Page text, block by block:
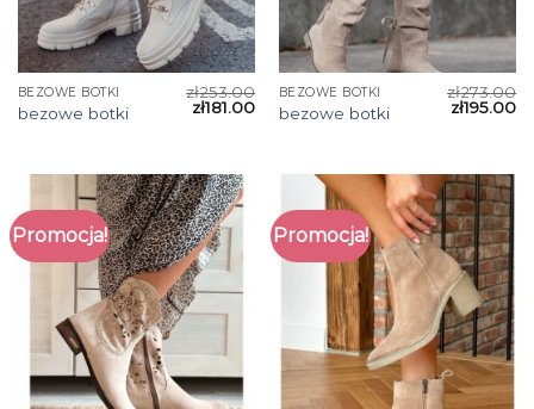
BEZOWE BOTKI
bezowe botki
zł253.00
zł181.00
BEZOWE BOTKI
bezowe botki
zł273.00
zł195.00
Promocja! Promocja!